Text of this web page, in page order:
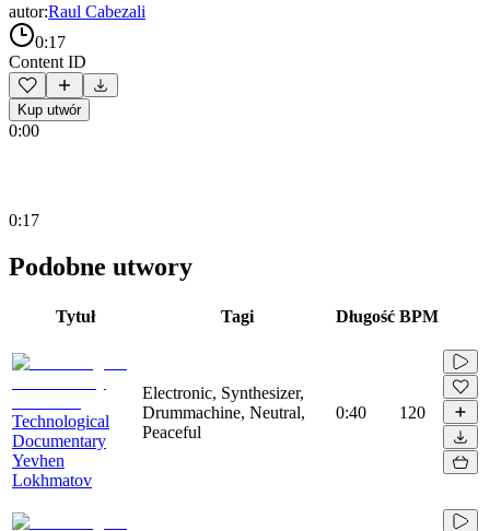
autor:Raul Cabezali
0:17
Content ID
Kup utwór
0:00
0:17
Podobne utwory
Tytuł Tagi Długość BPM
Technological
Documentary
Yevhen
Lokhmatov
Electronic, Synthesizer,
Drummachine, Neutral,
Peaceful
0:40 120